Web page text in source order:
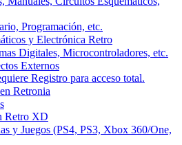
Programación, etc.
y Electrónica Retro
Digitales, Microcontroladores, etc.
Externos
Registro para acceso total.
Retronia
Retro XD
y Juegos (PS4, PS3, Xbox 360/One,